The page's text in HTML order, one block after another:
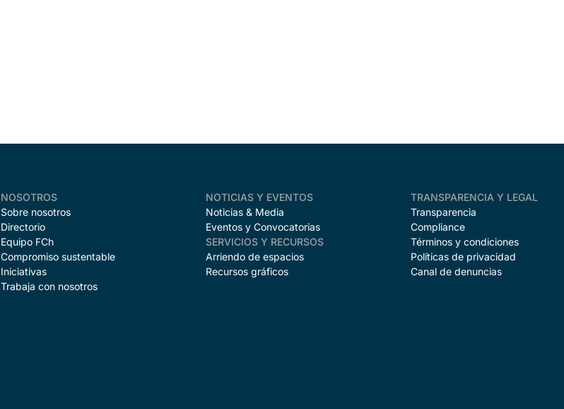
NOSOTROS
Sobre nosotros
Directorio
Equipo FCh
Compromiso sustentable
Iniciativas
Trabaja con nosotros
NOTICIAS Y EVENTOS
Noticias & Media
Eventos y Convocatorias
SERVICIOS Y RECURSOS
Arriendo de espacios
Recursos gráficos
TRANSPARENCIA Y LEGAL
Transparencia
Compliance
Términos y condiciones
Políticas de privacidad
Canal de denuncias